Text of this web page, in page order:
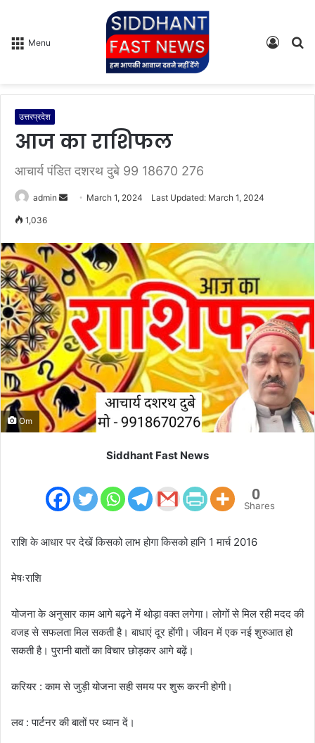
Menu
Log
उत्तरप्रदेश
आज का राशिफल
आचार्य पंडित दशरथ दुबे 99 18670 276
admin
d
a
n
e
m
a
i
l
March 1, 2024 Last Updated: March 1, 2024
1,036
Om
Siddhant Fast News
0
Shares
राशि के आधार पर देखें किसको लाभ होगा किसको हानि 1 मार्च 2016
मेषःराशि
योजना के अनुसार काम आगे बढ़ने में थोड़ा वक्त लगेगा। लोगों से मिल रही मदद की
वजह से सफलता मिल सकती है। बाधाएं दूर होंगी। जीवन में एक नई शुरुआत हो
सकती है। पुरानी बातों का विचार छोड़कर आगे बढ़ें।
करियर : काम से जुड़ी योजना सही समय पर शुरू करनी होगी।
लव : पार्टनर की बातों पर ध्यान दें।